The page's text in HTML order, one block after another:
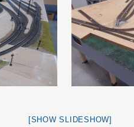
[SHOW SLIDESHOW]